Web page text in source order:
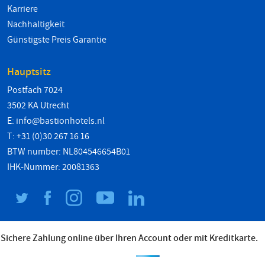
Karriere
Nachhaltigkeit
Günstigste Preis Garantie
Hauptsitz
Postfach 7024
3502 KA Utrecht
E: info@bastionhotels.nl
T: +31 (0)30 267 16 16
BTW number: NL804546654B01
IHK-Nummer: 20081363
Sichere Zahlung online über Ihren Account oder mit Kreditkarte.